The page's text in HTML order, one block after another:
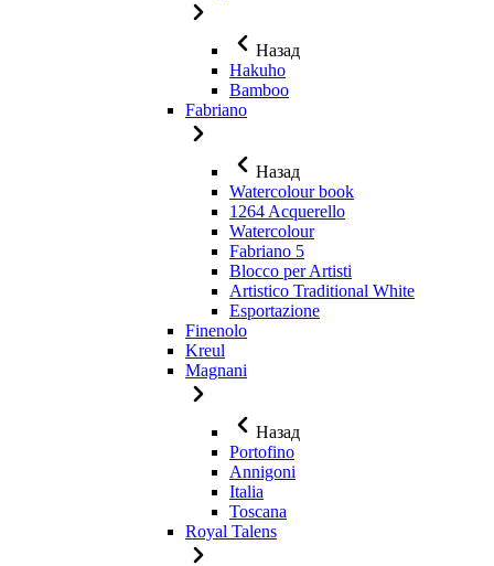
Назад
Hakuho
Bamboo
Fabriano
Назад
Watercolour book
1264 Acquerello
Watercolour
Fabriano 5
Blocco per Artisti
Artistico Traditional White
Esportazione
Finenolo
Kreul
Magnani
Назад
Portofino
Annigoni
Italia
Toscana
Royal Talens